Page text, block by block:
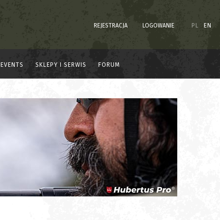
REJESTRACJA LOGOWANIE PL EN
EVENTS SKLEPY I SERWIS FORUM